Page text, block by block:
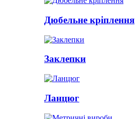
Дюбельне кріплення
Заклепки
Ланцюг